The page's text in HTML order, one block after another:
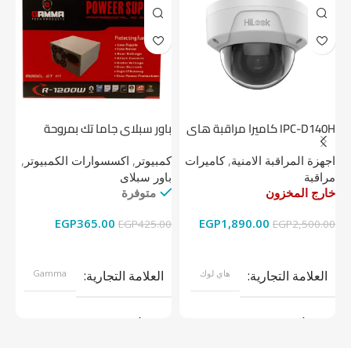
IPC-D140H كاميرا مراقبة هاى
لوك داخلية 4 ميجا
اجهزة المراقبة الامنية,كاميرات
مراقبة
خارج المخزون
EGP2,500.00
EGP1,890.00
العلامة التجارية هاي لوك
موديل
باور سبلاي جاما تك بمروحة
كمبيوتر , اكسسوارات الكمبيوتر ,
باور سبلاى
متوفرة
EGP425.00
EGP365.00
العلامة التجارية Gamma
موديل